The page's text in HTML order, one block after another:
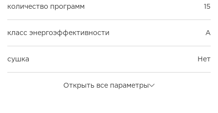
количество программ 15
класс энергоэффективности A
сушка Нет
Открыть все параметры